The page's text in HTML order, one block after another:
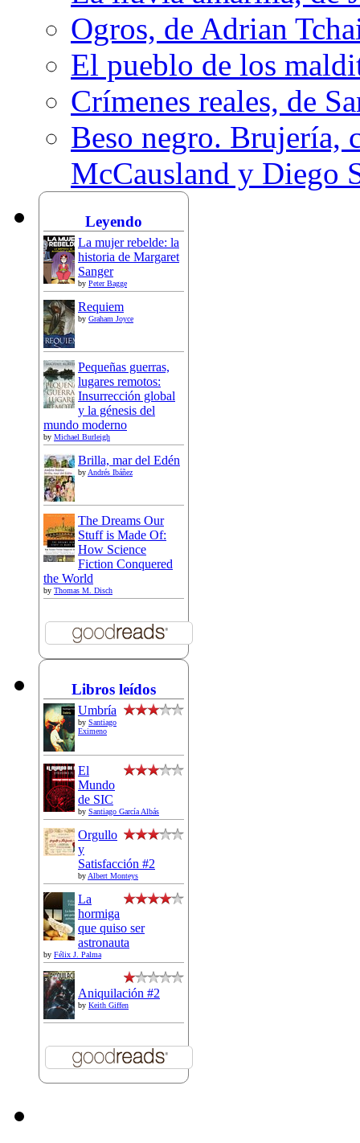
Ogros, de Adrian
El pueblo de los
Crímenes reales, de
Beso negro. Brujería,
McCausland y Diego
Leyendo
La mujer rebelde: la
historia de Margaret
Sanger
by Peter Bagge
Requiem
by Graham Joyce
Pequeñas guerras,
lugares remotos:
Insurrección global
y la génesis del
mundo moderno
by Michael Burleigh
Brilla, mar del Edén
by Andrés Ibáñez
The Dreams Our
Stuff is Made Of:
How Science
Fiction Conquered
the World
by Thomas M. Disch
Libros leídos
Umbría
by Santiago
Eximeno
El
Mundo
de SIC
by Santiago García Albás
Orgullo
y
Satisfacción #2
by Albert Monteys
La
hormiga
que quiso ser
astronauta
by Félix J. Palma
Aniquilación #2
by Keith Giffen